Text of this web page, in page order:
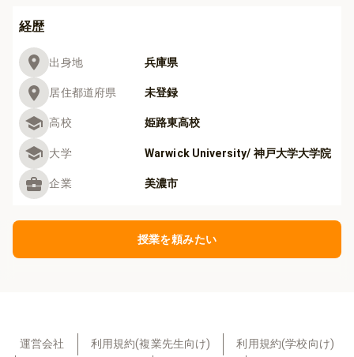
経歴
出身地 兵庫県
居住都道府県 未登録
高校 姫路東高校
大学 Warwick University/ 神戸大学大学院
企業 美濃市
授業を頼みたい
運営会社 利用規約(複業先生向け) 利用規約(学校向け)